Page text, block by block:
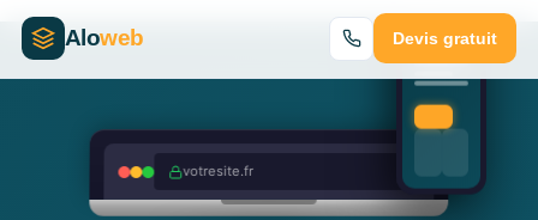
votresite.fr
Aloweb Devis gratuit